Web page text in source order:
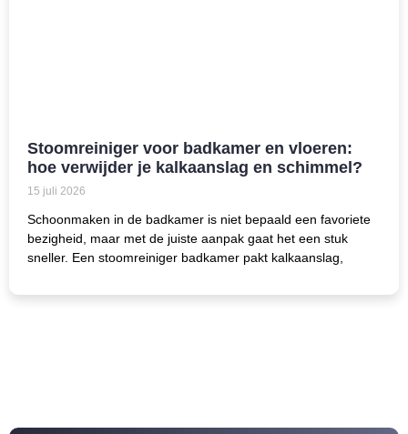
Stoomreiniger voor badkamer en vloeren:
hoe verwijder je kalkaanslag en schimmel?
15 juli 2026
Schoonmaken in de badkamer is niet bepaald een favoriete
bezigheid, maar met de juiste aanpak gaat het een stuk
sneller. Een stoomreiniger badkamer pakt kalkaanslag,